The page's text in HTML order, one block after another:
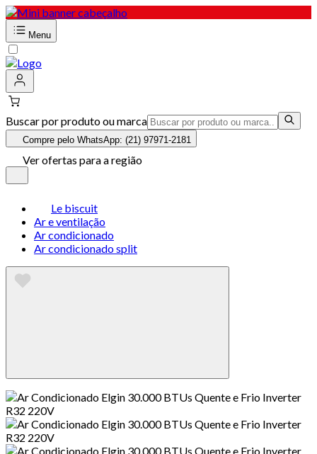
Menu
Buscar por produto ou marca
Compre pelo WhatsApp: (21) 97971-2181
Ver ofertas para a região
Le biscuit
Ar e ventilação
Ar condicionado
Ar condicionado split